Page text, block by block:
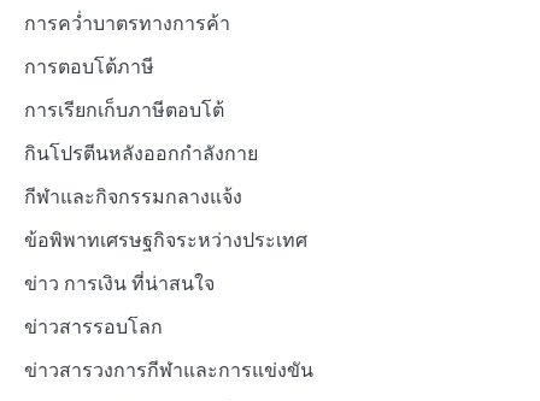
การคว่ำบาตรทางการค้า
การตอบโต้ภาษี
การเรียกเก็บภาษีตอบโต้
กินโปรตีนหลังออกกำลังกาย
กีฬาและกิจกรรมกลางแจ้ง
ข้อพิพาทเศรษฐกิจระหว่างประเทศ
ข่าว การเงิน ที่น่าสนใจ
ข่าวสารรอบโลก
ข่าวสารวงการกีฬาและการแข่งขัน